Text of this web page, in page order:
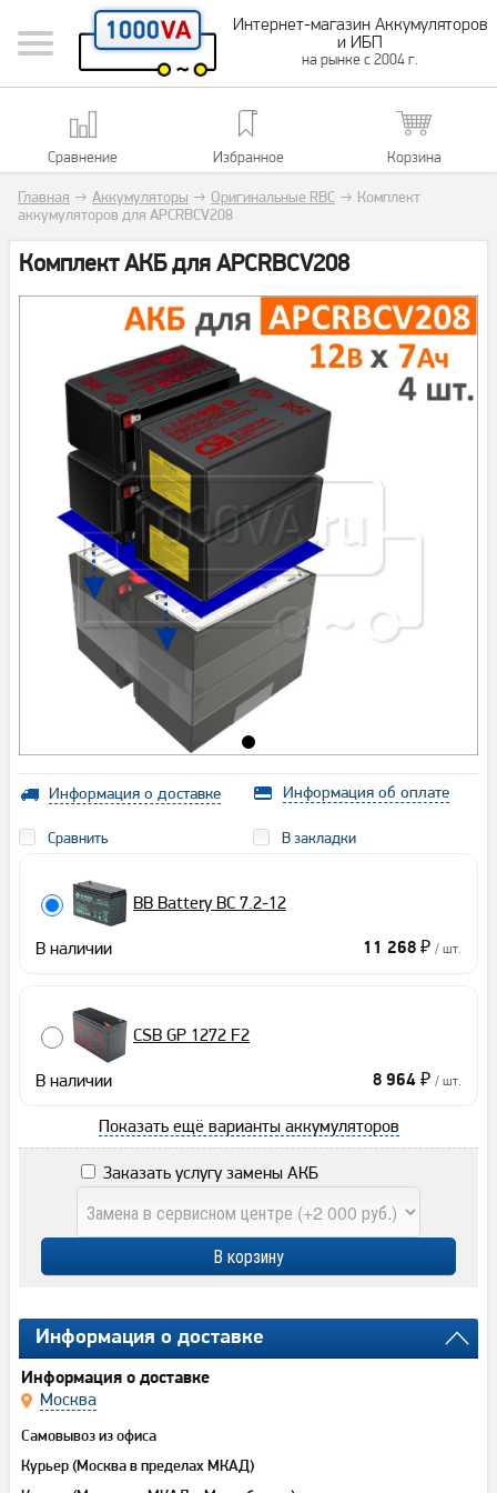
Интернет-магазин Аккумуляторов
и ИБП
на рынке с 2004 г.
Сравнение Избранное Корзина
Главная → Аккумуляторы → Оригинальные RBC → Комплект
аккумуляторов для APCRBCV208
Комплект АКБ для APCRBCV208
Информация о доставке Информация об оплате
Сравнить В закладки
BB Battery BC 7.2-12
В наличии 11 268 ₽ / шт.
CSB GP 1272 F2
В наличии 8 964 ₽ / шт.
Показать ещё варианты аккумуляторов
Заказать услугу замены АКБ
Информация о доставке
Информация о доставке
Москва
Самовывоз из офиса
Курьер (Москва в пределах МКАД)